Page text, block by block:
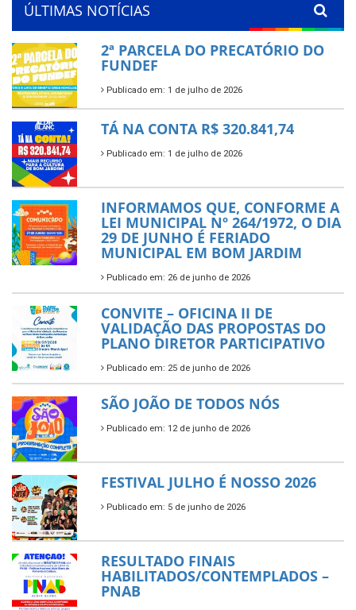
ÚLTIMAS NOTÍCIAS
2ª PARCELA DO PRECATÓRIO DO
FUNDEF
Publicado em: 1 de julho de 2026
TÁ NA CONTA R$ 320.841,74
Publicado em: 1 de julho de 2026
INFORMAMOS QUE, CONFORME A
LEI MUNICIPAL Nº 264/1972, O DIA
29 DE JUNHO É FERIADO
MUNICIPAL EM BOM JARDIM
Publicado em: 26 de junho de 2026
CONVITE – OFICINA II DE
VALIDAÇÃO DAS PROPOSTAS DO
PLANO DIRETOR PARTICIPATIVO
Publicado em: 25 de junho de 2026
SÃO JOÃO DE TODOS NÓS
Publicado em: 12 de junho de 2026
FESTIVAL JULHO É NOSSO 2026
Publicado em: 5 de junho de 2026
RESULTADO FINAIS
HABILITADOS/CONTEMPLADOS –
PNAB